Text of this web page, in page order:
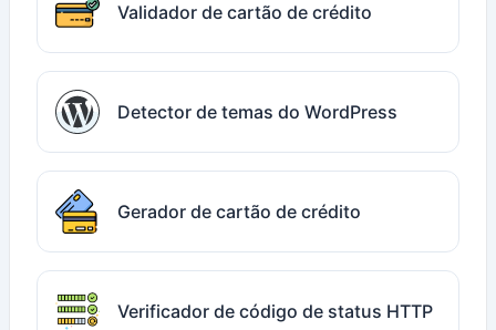
Validador de cartão de crédito
Detector de temas do WordPress
Gerador de cartão de crédito
Verificador de código de status HTTP